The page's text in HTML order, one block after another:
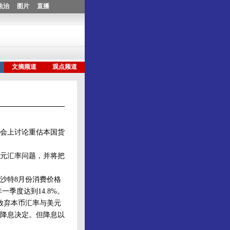
上讨论重估本国货
汇率问题，并将把
特8月份消费价格
季度达到14.8%。
本币汇率与美元
息决定。但降息以